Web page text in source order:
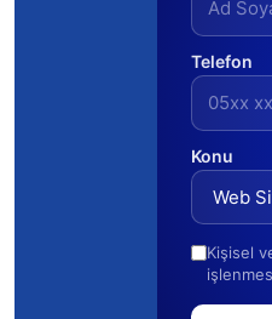
Telefon
Konu
Kişisel